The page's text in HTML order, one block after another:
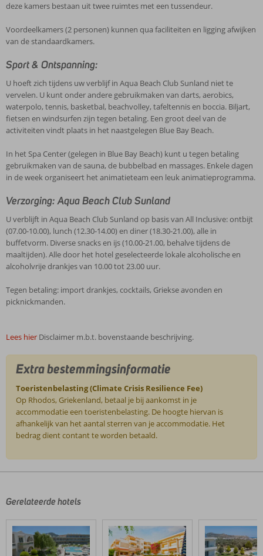
deze kamers bestaan uit twee ruimtes met een tussendeur.
Voordeelkamers (2 personen) kunnen qua faciliteiten en ligging afwijken
van de standaardkamers.
Sport & Ontspanning:
U hoeft zich tijdens uw verblijf in Aqua Beach Club Sunland niet te
vervelen. U kunt onder andere gebruikmaken van darts, aerobics,
waterpolo, tennis, basketbal, beachvolley, tafeltennis en boccia. Biljart,
fietsen en windsurfen zijn tegen betaling. Een groot deel van de
activiteiten vindt plaats in het naastgelegen Blue Bay Beach.
In het Spa Center (gelegen in Blue Bay Beach) kunt u tegen betaling
gebruikmaken van de sauna, de bubbelbad en massages. Enkele dagen
in de week organiseert het animatieteam een leuk animatieprogramma.
Verzorging: Aqua Beach Club Sunland
U verblijft in Aqua Beach Club Sunland op basis van All Inclusive: ontbijt
(07.00-10.00), lunch (12.30-14.00) en diner (18.30-21.00), alle in
buffetvorm. Diverse snacks en ijs (10.00-21.00, behalve tijdens de
maaltijden). Alle door het hotel geselecteerde lokale alcoholische en
alcoholvrije drankjes van 10.00 tot 23.00 uur.
Tegen betaling: import drankjes, cocktails, Griekse avonden en
picknickmanden.
Lees hier Disclaimer m.b.t. bovenstaande beschrijving.
Extra bestemmingsinformatie
Toeristenbelasting (Climate Crisis Resilience Fee)
Op Rhodos, Griekenland, betaal je bij aankomst in je
accommodatie een toeristenbelasting. De hoogte hiervan is
afhankelijk van het aantal sterren van je accommodatie. Het
bedrag dient contant te worden betaald.
door
klanten
geschreven
na
Gerelateerde hotels